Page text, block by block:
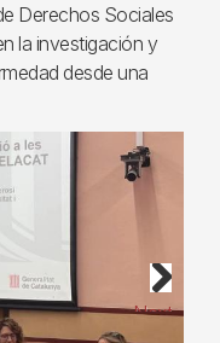
Derechos Sociales
la investigación y
desde una
Next